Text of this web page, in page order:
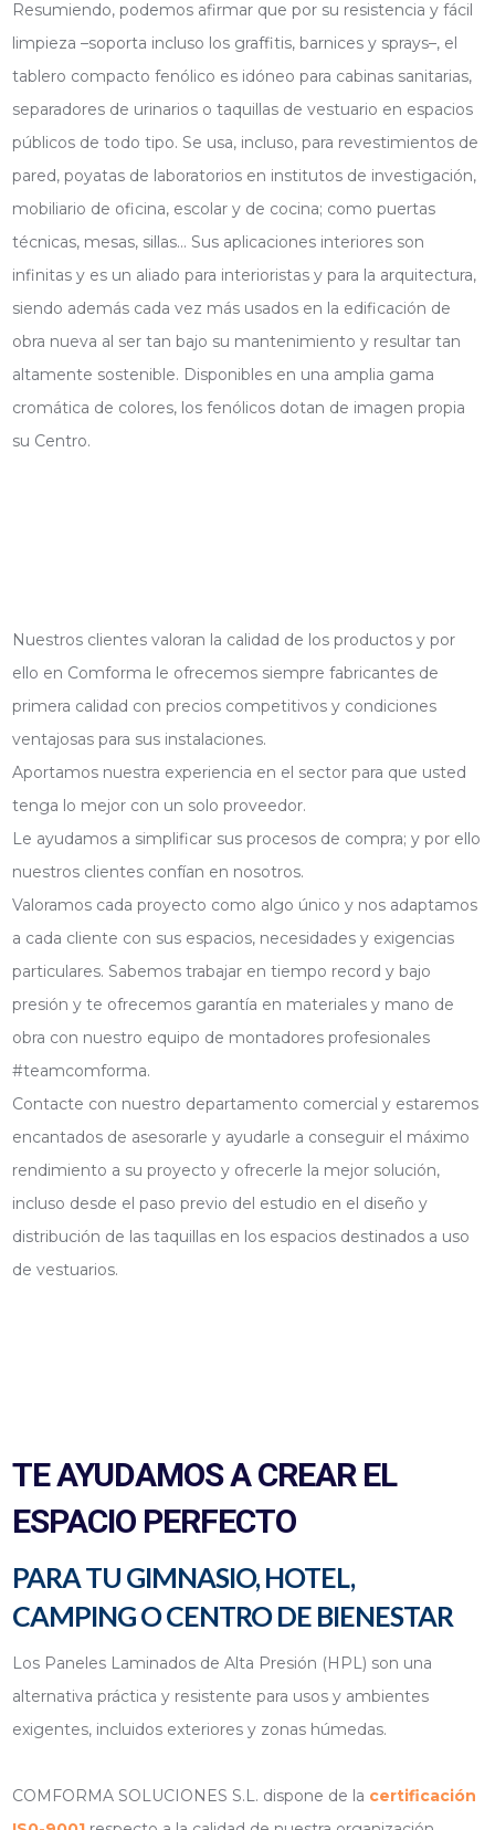
Resumiendo, podemos afirmar que por su resistencia y fácil
limpieza –soporta incluso los graffitis, barnices y sprays–, el
tablero compacto fenólico es idóneo para cabinas sanitarias,
separadores de urinarios o taquillas de vestuario en espacios
públicos de todo tipo. Se usa, incluso, para revestimientos de
pared, poyatas de laboratorios en institutos de investigación,
mobiliario de oficina, escolar y de cocina; como puertas
técnicas, mesas, sillas… Sus aplicaciones interiores son
infinitas y es un aliado para interioristas y para la arquitectura,
siendo además cada vez más usados en la edificación de
obra nueva al ser tan bajo su mantenimiento y resultar tan
altamente sostenible. Disponibles en una amplia gama
cromática de colores, los fenólicos dotan de imagen propia
su Centro.
Nuestros clientes valoran la calidad de los productos y por
ello en Comforma le ofrecemos siempre fabricantes de
primera calidad con precios competitivos y condiciones
ventajosas para sus instalaciones.
Aportamos nuestra experiencia en el sector para que usted
tenga lo mejor con un solo proveedor.
Le ayudamos a simplificar sus procesos de compra; y por ello
nuestros clientes confían en nosotros.
Valoramos cada proyecto como algo único y nos adaptamos
a cada cliente con sus espacios, necesidades y exigencias
particulares. Sabemos trabajar en tiempo record y bajo
presión y te ofrecemos garantía en materiales y mano de
obra con nuestro equipo de montadores profesionales
#teamcomforma.
Contacte con nuestro departamento comercial y estaremos
encantados de asesorarle y ayudarle a conseguir el máximo
rendimiento a su proyecto y ofrecerle la mejor solución,
incluso desde el paso previo del estudio en el diseño y
distribución de las taquillas en los espacios destinados a uso
de vestuarios.
TE AYUDAMOS A CREAR EL
ESPACIO PERFECTO
PARA TU GIMNASIO, HOTEL,
CAMPING O CENTRO DE BIENESTAR
Los Paneles Laminados de Alta Presión (HPL) son una
alternativa práctica y resistente para usos y ambientes
exigentes, incluidos exteriores y zonas húmedas.
COMFORMA SOLUCIONES S.L. dispone de la certificación